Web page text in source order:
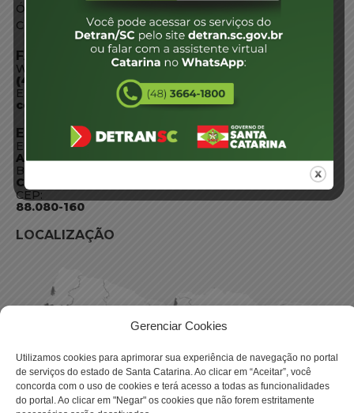
Gerenciar Cookies
Utilizamos cookies para aprimorar sua experiência de navegação no portal
de serviços do estado de Santa Catarina. Ao clicar em “Aceitar”, você
concorda com o uso de cookies e terá acesso a todas as funcionalidades
do portal. Ao clicar em "Negar" os cookies que não forem estritamente
Órgãos do Governo
Conheça SC
FALE CONOSCO
WhatsApp:
(48) 3664-1800
E-mail:
centraldeinformacoes@detran.sc.gov.br
ENDEREÇO
Endereço:
Av. Almirante Tamandaré - 480
Bairro:
Coqueiros, Florianópolis SC
CEP:
88.080-160
LOCALIZAÇÃO